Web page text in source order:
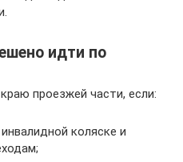
идти по
проезжей части, если:
коляске и